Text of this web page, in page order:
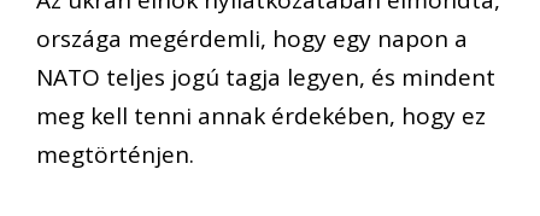
országa megérdemli, hogy egy napon a
NATO teljes jogú tagja legyen, és mindent
meg kell tenni annak érdekében, hogy ez
megtörténjen.